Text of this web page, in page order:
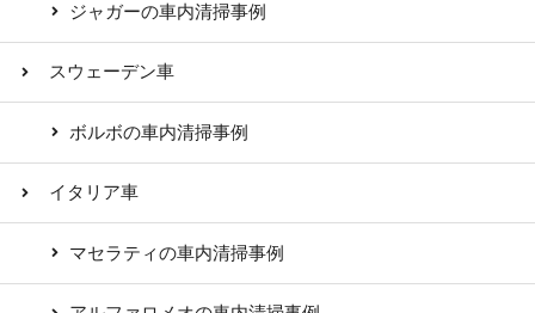
ジャガーの車内清掃事例
スウェーデン車
ボルボの車内清掃事例
イタリア車
マセラティの車内清掃事例